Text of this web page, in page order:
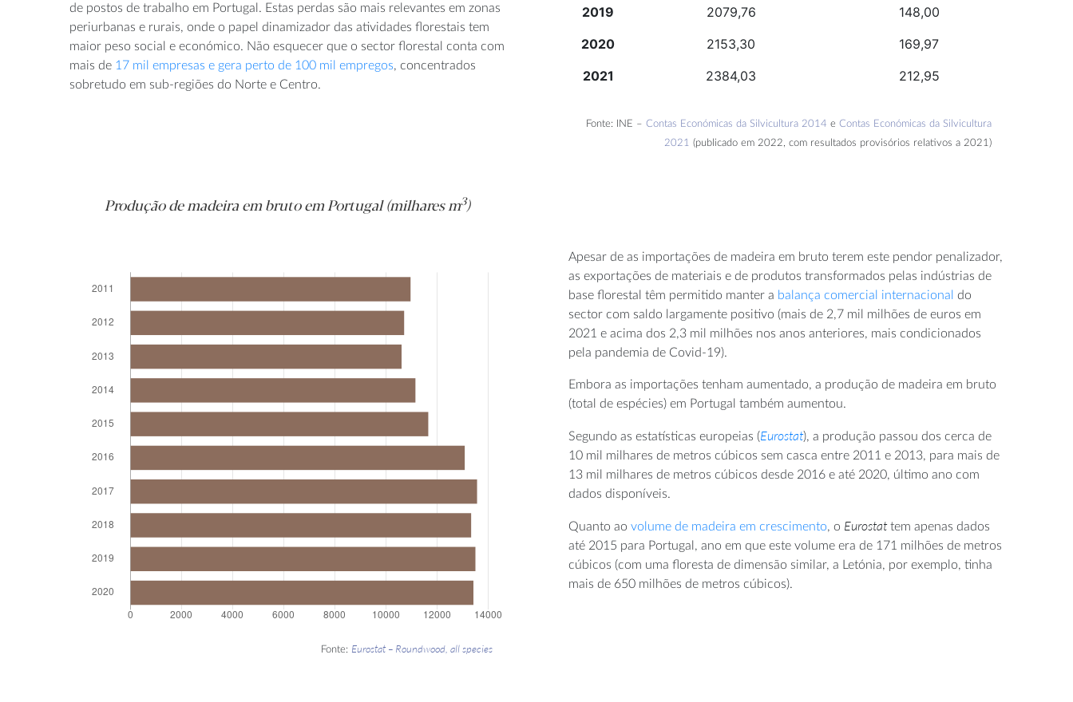
de postos de trabalho em Portugal. Estas perdas são mais relevantes em zonas
periurbanas e rurais, onde o papel dinamizador das atividades florestais tem
maior peso social e económico. Não esquecer que o sector florestal conta com
mais de 17 mil empresas e gera perto de 100 mil empregos, concentrados
sobretudo em sub-regiões do Norte e Centro.
2019
2079,76
148,00
2020
2153,30
169,97
2021
2384,03 212,95
Fonte: INE – Contas Económicas da Silvicultura 2014 e Contas Económicas da Silvicultura
2021 (publicado em 2022, com resultados provisórios relativos a 2021)
Produção de madeira em bruto em Portugal (milhares m3)
Fonte: Eurostat – Roundwood, all species
Apesar de as importações de madeira em bruto terem este pendor penalizador,
as exportações de materiais e de produtos transformados pelas indústrias de
base florestal têm permitido manter a balança comercial internacional do
sector com saldo largamente positivo (mais de 2,7 mil milhões de euros em
2021 e acima dos 2,3 mil milhões nos anos anteriores, mais condicionados
pela pandemia de Covid-19).
Embora as importações tenham aumentado, a produção de madeira em bruto
(total de espécies) em Portugal também aumentou.
Segundo as estatísticas europeias (Eurostat), a produção passou dos cerca de
10 mil milhares de metros cúbicos sem casca entre 2011 e 2013, para mais de
13 mil milhares de metros cúbicos desde 2016 e até 2020, último ano com
dados disponíveis.
Quanto ao volume de madeira em crescimento, o Eurostattem apenas dados
até 2015 para Portugal, ano em que este volume era de 171 milhões de metros
cúbicos (com uma floresta de dimensão similar, a Letónia, por exemplo, tinha
mais de 650 milhões de metros cúbicos).